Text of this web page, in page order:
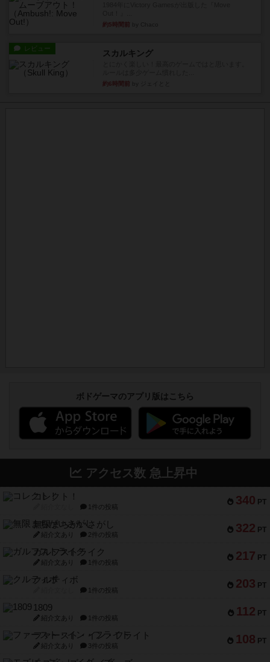
約5時間前
レビュー スカルキング
約6時間前
ボドゲーマのアプリ版はこちら
アクセス数 急上昇中
340 PT
コレクト！
1件の投稿
322 PT
無限まちがいさがし
紹介文あり 2件の投稿
217 PT
ガルフストライク
紹介文あり 1件の投稿
203 PT
クルティボ
1件の投稿
112 PT
1809
紹介文あり 1件の投稿
108 PT
ファースト・イン・フライト
紹介文あり 3件の投稿